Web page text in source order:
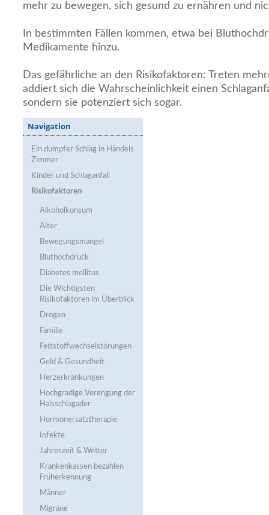
mehr zu bewegen, sich gesund zu ernähren und
In bestimmten Fällen kommen, etwa bei
Medikamente hinzu.
Das gefährliche an den Risikofaktoren: Treten
addiert sich die Wahrscheinlichkeit einen
sondern sie potenziert sich sogar.
Navigation
Ein dumpfer Schlag in Händels
Zimmer
Kinder und Schlaganfall
Risikofaktoren
Alkoholkonsum
Alter
Bewegungsmangel
Bluthochdruck
Diabetes mellitus
Die Wichtigsten
Risikofaktoren im Überblick
Drogen
Familie
Fettstoffwechsel­störungen
Geld & Gesundheit
Herzerkrankungen
Hochgradige Verengung der
Halsschlagader
Hormonersatztherapie
Infekte
Jahreszeit & Wetter
Krankenkassen bezahlen
Früherkennung
Männer
Migräne